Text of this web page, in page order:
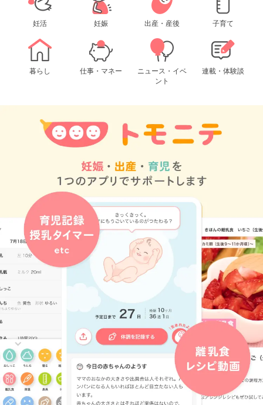
妊活 妊娠 出産・産後 子育て
暮らし 仕事・マネー
ニュース・イベ
ント
連載・体験談